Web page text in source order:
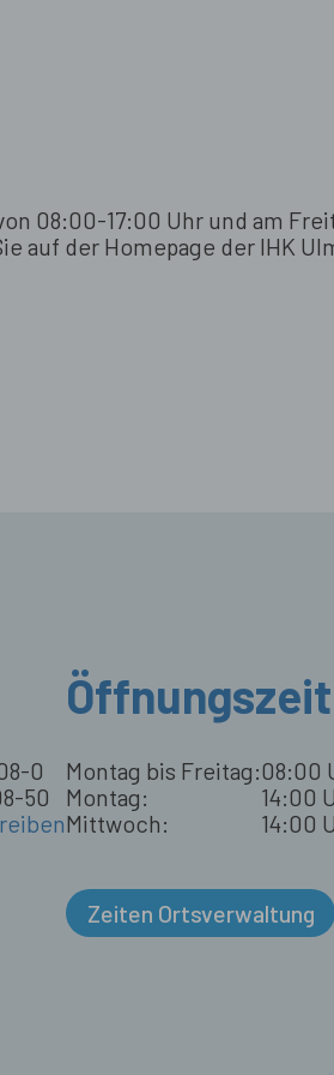
08:00-17:00 Uhr und am
auf der Homepage der IHK
0
50
Montag bis Freitag:
Montag:
Mittwoch:
08:00
14:00
14:00
Zeiten Ortsverwaltung